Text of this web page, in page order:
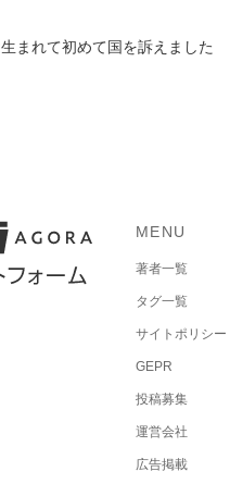
まれて初めて国を訴えました
MENU
著者一覧
タグ一覧
サイトポリシー
GEPR
投稿募集
運営会社
広告掲載